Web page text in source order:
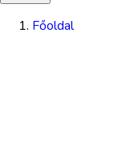
Főoldal